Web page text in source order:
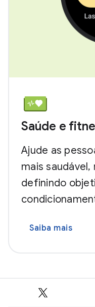
Saúde e
Ajude as
mais
definindo
Saiba mais